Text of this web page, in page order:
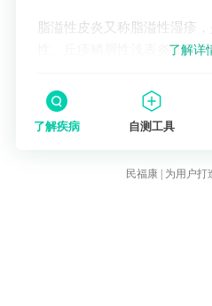
脂溢性皮炎又称脂溢性湿疹
性、丘疹鳞屑性浅表炎症性皮
了解详
了解疾病 自测工具
民福康 | 为用户打